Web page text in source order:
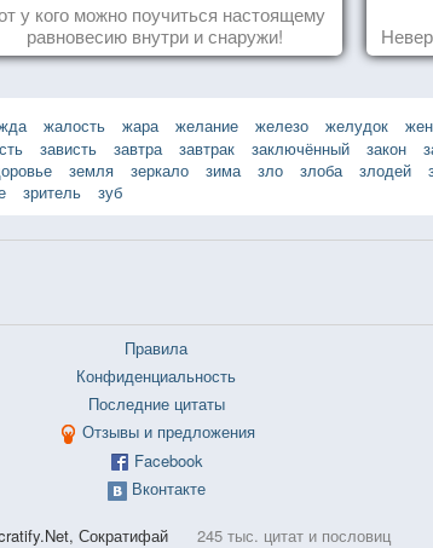
у кого можно поучиться настоящему
равновесию внутри и снаружи!
жалость жара желание железо желудок
зависть завтра завтрак заключённый закон
земля зеркало зима зло злоба злодей
зритель зуб
Правила
Конфиденциальность
Последние цитаты
Отзывы и предложения
Facebook
Вконтакте
Сократифай 245 тыс. цитат и пословиц